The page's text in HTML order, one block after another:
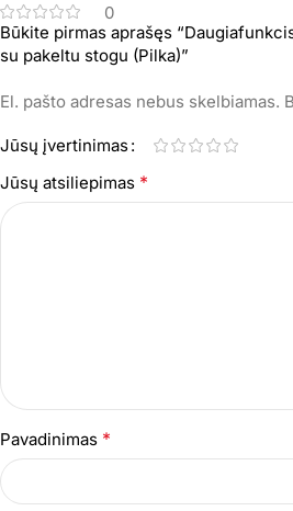
0
Būkite pirmas aprašęs
su pakeltu stogu (Pilka)”
El. pašto adresas nebus skelbiamas.
Jūsų įvertinimas
Jūsų atsiliepimas *
Pavadinimas *